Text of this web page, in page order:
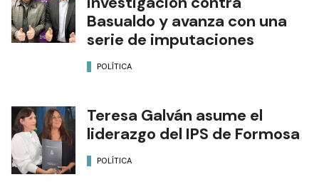
Basualdo y avanza con una
serie de imputaciones
POLÍTICA
Teresa Galván asume el
liderazgo del IPS de Formosa
POLÍTICA